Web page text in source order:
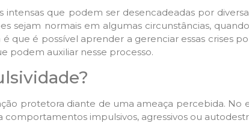
intensas que podem ser desencadeadas por
sejam normais em algumas circunstâncias,
que é possível aprender a gerenciar essas crises
podem auxiliar nesse processo.
protetora diante de uma ameaça percebida.
impulsivos, agressivos ou